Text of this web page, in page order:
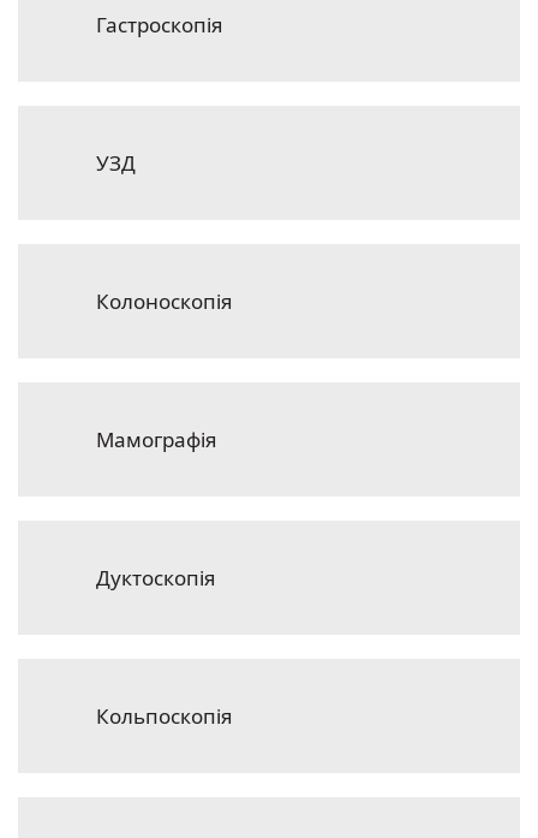
Гастроскопія
УЗД
Колоноскопія
Мамографія
Дуктоскопія
Кольпоскопія